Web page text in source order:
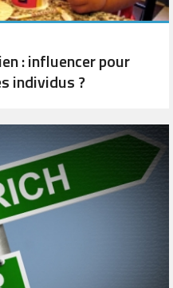
: influencer pour
individus ?